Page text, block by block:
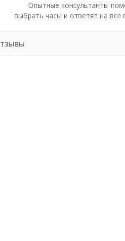
Опытные консультанты
выбрать часы и ответят на все